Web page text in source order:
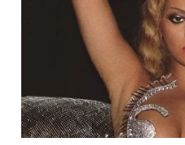
GORONTALO
WN
MALUKU